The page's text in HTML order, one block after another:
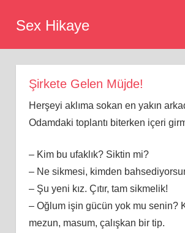
Sex Hikaye
Şirkete Gelen Müjde!
Herşeyi aklıma sokan en yakın
Odamdaki toplantı biterken içeri
– Kim bu ufaklık? Siktin mi?
– Ne sikmesi, kimden
– Şu yeni kız. Çıtır, tam sikmelik!
– Oğlum işin gücün yok mu senin?
mezun, masum, çalışkan bir tip.